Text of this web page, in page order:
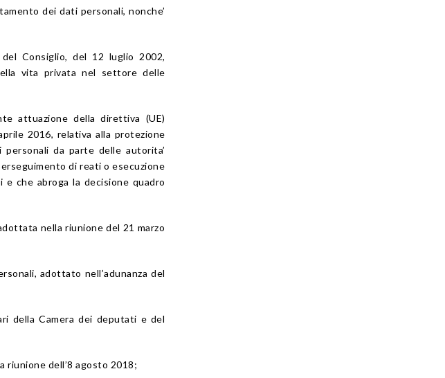
dei dati personali, nonche’
Consiglio, del 12 luglio 2002,
vita privata nel settore delle
attuazione della direttiva (UE)
2016, relativa alla protezione
da parte delle autorita’
di reati o esecuzione
e che abroga la decisione quadro
nella riunione del 21 marzo
adottato nell’adunanza del
della Camera dei deputati e del
riunione dell’8 agosto 2018;